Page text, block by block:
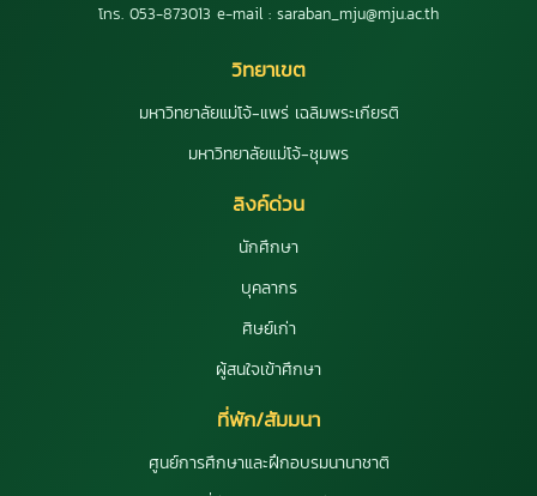
โทร. 053-873013 e-mail : saraban_mju@mju.ac.th
วิทยาเขต
มหาวิทยาลัยแม่โจ้-แพร่ เฉลิมพระเกียรติ
มหาวิทยาลัยแม่โจ้-ชุมพร
ลิงค์ด่วน
นักศึกษา
บุคลากร
ศิษย์เก่า
ผู้สนใจเข้าศึกษา
ที่พัก/สัมมนา
ศูนย์การศึกษาและฝึกอบรมนานาชาติ